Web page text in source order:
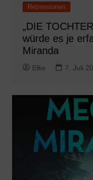
Rezensionen
„DIE
würde es je
Miranda
Elke 7. Juli